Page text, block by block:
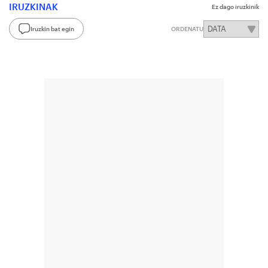
IRUZKINAK Ez dago iruzkinik
Iruzkin bat egin ORDENATU